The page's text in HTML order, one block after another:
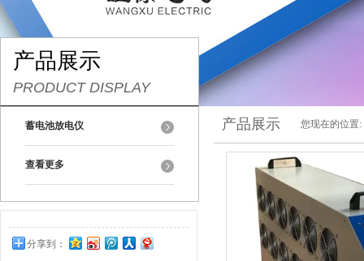
产品展示
PRODUCT DISPLAY
蓄电池放电仪
查看更多
分享到：
产品展示 您现在的位置: